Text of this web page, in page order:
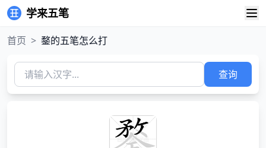
学来五笔
首页 > 鍪的五笔怎么打
查询